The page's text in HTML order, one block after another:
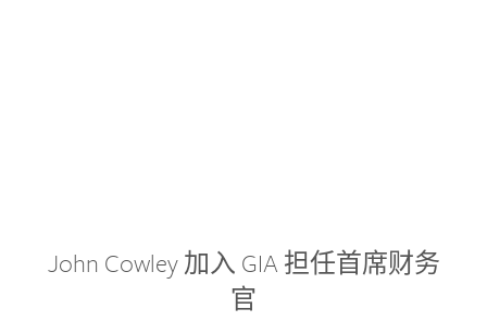
John Cowley 加入 GIA 担任首席财务
官